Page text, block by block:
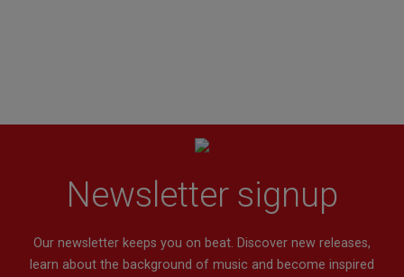
Newsletter signup
Our newsletter keeps you on beat. Discover new releases,
learn about the background of music and become inspired